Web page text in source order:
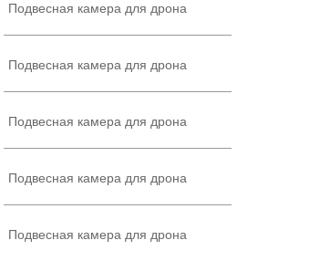
Подвесная камера для дрона
Подвесная камера для дрона
Подвесная камера для дрона
Подвесная камера для дрона
Подвесная камера для дрона